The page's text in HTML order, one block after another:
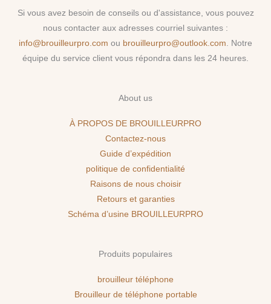
Si vous avez besoin de conseils ou d'assistance, vous pouvez
nous contacter aux adresses courriel suivantes :
info@brouilleurpro.com ou brouilleurpro@outlook.com . Notre
équipe du service client vous répondra dans les 24 heures.
About us
À PROPOS DE BROUILLEURPRO
Contactez-nous
Guide d’expédition
politique de confidentialité
Raisons de nous choisir
Retours et garanties
Schéma d’usine BROUILLEURPRO
Produits populaires
brouilleur téléphone
Brouilleur de téléphone portable